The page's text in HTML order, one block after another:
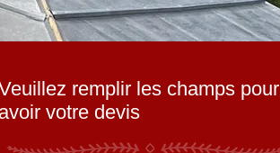
remplir les champs pour
avoir votre devis